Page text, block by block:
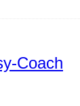
Coach